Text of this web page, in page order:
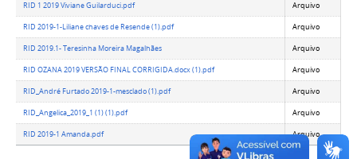
RID 1 2019 Viviane Guilarduci.pdf Arquivo
RID 2019-1-Liliane chaves de Resende (1).pdf Arquivo
RID 2019.1- Teresinha Moreira Magalhães Arquivo
RID OZANA 2019 VERSÃO FINAL CORRIGIDA.docx (1).pdf Arquivo
RID_André Furtado 2019-1-mesclado (1).pdf Arquivo
RID_Angelica_2019_1 (1) (1).pdf Arquivo
RID 2019-1 Amanda.pdf Arquivo